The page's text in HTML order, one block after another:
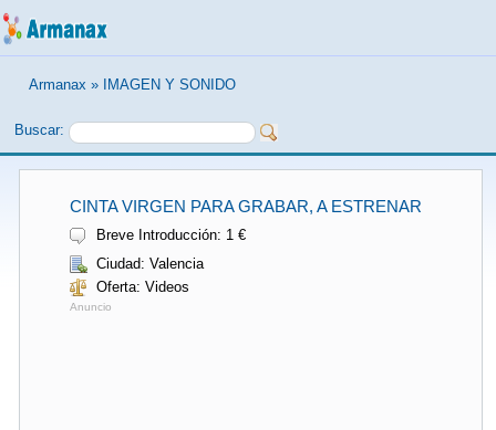
Armanax » IMAGEN Y SONIDO
Buscar:
CINTA VIRGEN PARA GRABAR, A ESTRENAR
Breve Introducción: 1 €
Ciudad: Valencia
Oferta: Videos
Anuncio